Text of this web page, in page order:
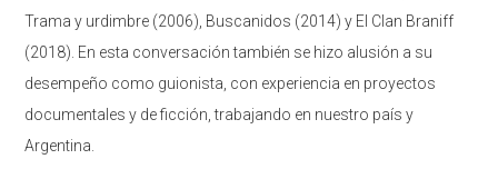
Trama y urdimbre (2006), Buscanidos (2014) y El Clan Braniff
(2018). En esta conversación también se hizo alusión a su
desempeño como guionista, con experiencia en proyectos
documentales y de ficción, trabajando en nuestro país y
Argentina.